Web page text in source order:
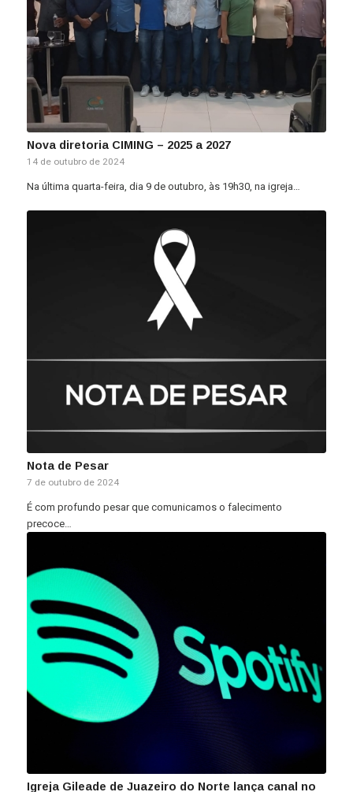
Nova diretoria CIMING – 2025 a 2027
14 de outubro de 2024
Na última quarta-feira, dia 9 de outubro, às 19h30, na igreja…
Nota de Pesar
7 de outubro de 2024
É com profundo pesar que comunicamos o falecimento
precoce…
Igreja Gileade de Juazeiro do Norte lança canal no